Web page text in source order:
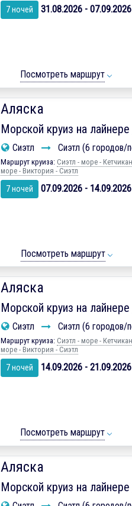
7 ночей 31.08.2026 - 07.09.2026
Посмотреть маршрут
Аляска
Морской круиз на лайнере
Сиэтл Сиэтл (6 городов/
Маршрут круиза: Сиэтл - море -
море - Виктория - Сиэтл
7 ночей 07.09.2026 - 14.09.2026
Посмотреть маршрут
Аляска
Морской круиз на лайнере
Сиэтл Сиэтл (6 городов/
Маршрут круиза: Сиэтл - море -
море - Виктория - Сиэтл
7 ночей 14.09.2026 - 21.09.2026
Посмотреть маршрут
Аляска
Морской круиз на лайнере